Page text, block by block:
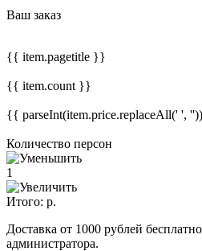
Ваш заказ
{{ item.pagetitle }}
{{ item.count }}
{{ parseInt(item.price.replaceAll(' ',
Количество персон
1
Итого: р.
Доставка от 1000 рублей
администратора.